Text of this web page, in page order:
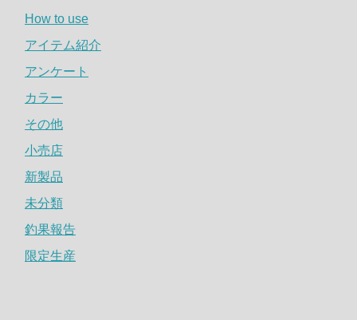
How to use
アイテム紹介
アンケート
カラー
その他
小売店
新製品
未分類
釣果報告
限定生産